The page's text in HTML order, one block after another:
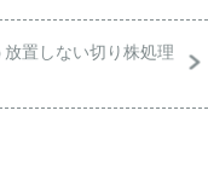
置しない切り株処理